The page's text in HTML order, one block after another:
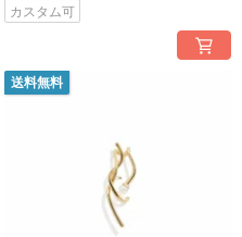
カスタム可
送料無料